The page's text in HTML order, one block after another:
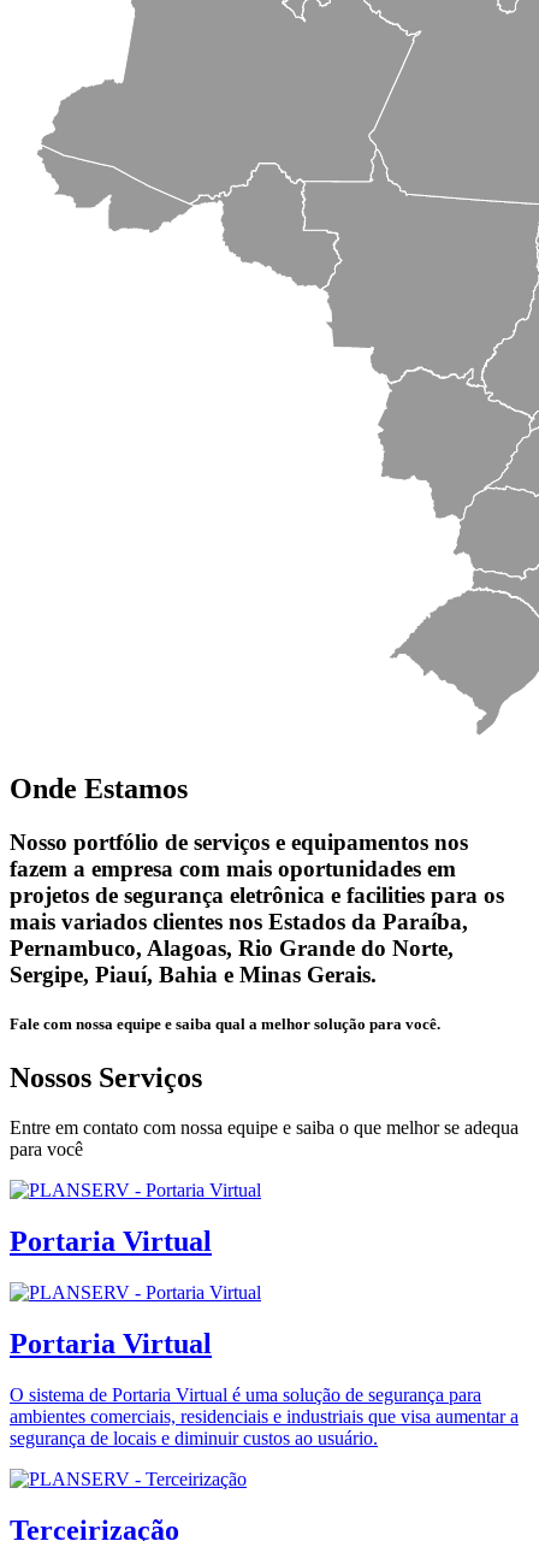
Onde Estamos
Nosso portfólio de serviços e equipamentos nos
fazem a empresa com mais oportunidades em
projetos de segurança eletrônica e facilities para os
mais variados clientes nos Estados da Paraíba,
Pernambuco, Alagoas, Rio Grande do Norte,
Sergipe, Piauí, Bahia e Minas Gerais.
Fale com nossa equipe e saiba qual a melhor solução para você.
Nossos Serviços
Entre em contato com nossa equipe e saiba o que melhor se adequa
para você
Portaria Virtual
Portaria Virtual
O sistema de Portaria Virtual é uma solução de segurança para
ambientes comerciais, residenciais e industriais que visa aumentar a
segurança de locais e diminuir custos ao usuário.
Terceirização